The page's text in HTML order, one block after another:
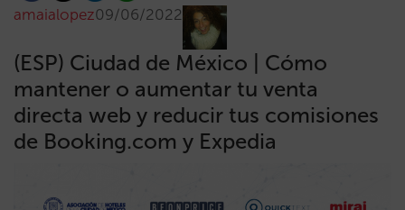
amaialopez09/06/2022
(ESP) Ciudad de México | Cómo
mantener o aumentar tu venta
directa web y reducir tus comisiones
de Booking.com y Expedia